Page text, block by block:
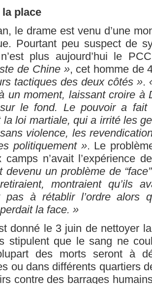
place
le drame est venu d’une
Pourtant peu suspect de
plus aujourd’hui le
de Chine », cet homme de
tactiques des deux côtés ».
un moment, laissant croire à
le fond. Le pouvoir a
la loi martiale, qui a irrité les
violence, les
politiquement ». Le
camps n’avait l’expérience
devenu un problème de “face”
montraient qu’ils
pas à rétablir l’ordre alors
la face. »
donné le 3 juin de nettoyer
stipulent que le sang ne
des morts seront à
ou dans différents quartiers
contre des barrages